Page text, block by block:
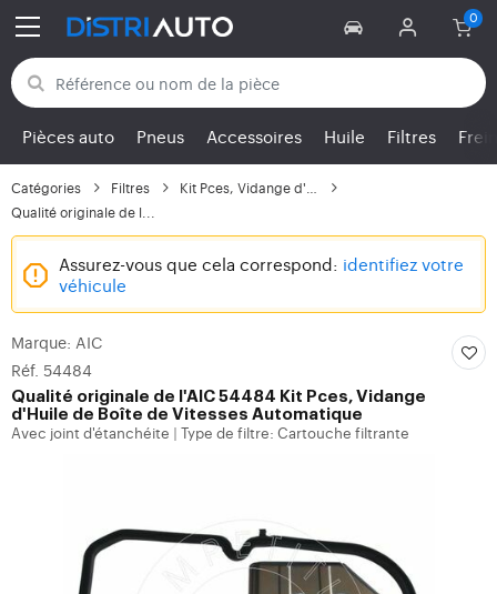
Retour aux catégories
Pièces auto Pneus Accessoires Huile Filtres
Catégories Filtres
Qualité originale de l...
Assurez-vous que cela correspond: identifiez votre
véhicule
Marque: AIC
Réf. 54484
Qualité originale de l'AIC 54484 Kit Pces, Vidange
d'Huile de Boîte de Vitesses Automatique
Avec joint d'étanchéite Type de filtre: Cartouche filtrante